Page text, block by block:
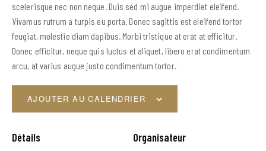
scelerisque nec non neque. Duis sed mi augue imperdiet eleifend.
Vivamus rutrum a turpis eu porta. Donec sagittis est eleifend tortor
feugiat, molestie diam dapibus. Morbi tristique at erat at efficitur.
Donec efficitur, neque quis luctus et aliquet, libero erat condimentum
arcu, at varius augue justo condimentum tortor.
AJOUTER AU CALENDRIER
Détails Organisateur